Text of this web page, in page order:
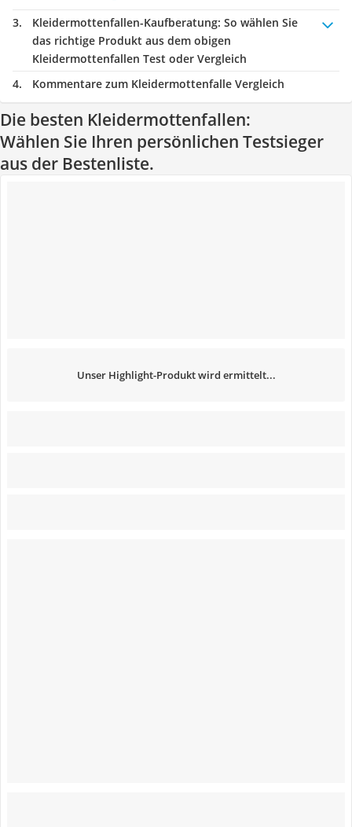
Kleidermottenfallen-Kaufberatung: So wählen Sie
das richtige Produkt aus dem obigen
Kleidermottenfallen Test oder Vergleich
Kommentare zum Kleidermottenfalle Vergleich
Die besten Kleidermottenfallen:
Wählen Sie Ihren persönlichen Testsieger
aus der Bestenliste.
Unser Highlight-Produkt wird ermittelt...